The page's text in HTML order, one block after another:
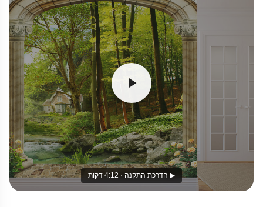
▶ הדרכת התקנה · 4:12 דקות